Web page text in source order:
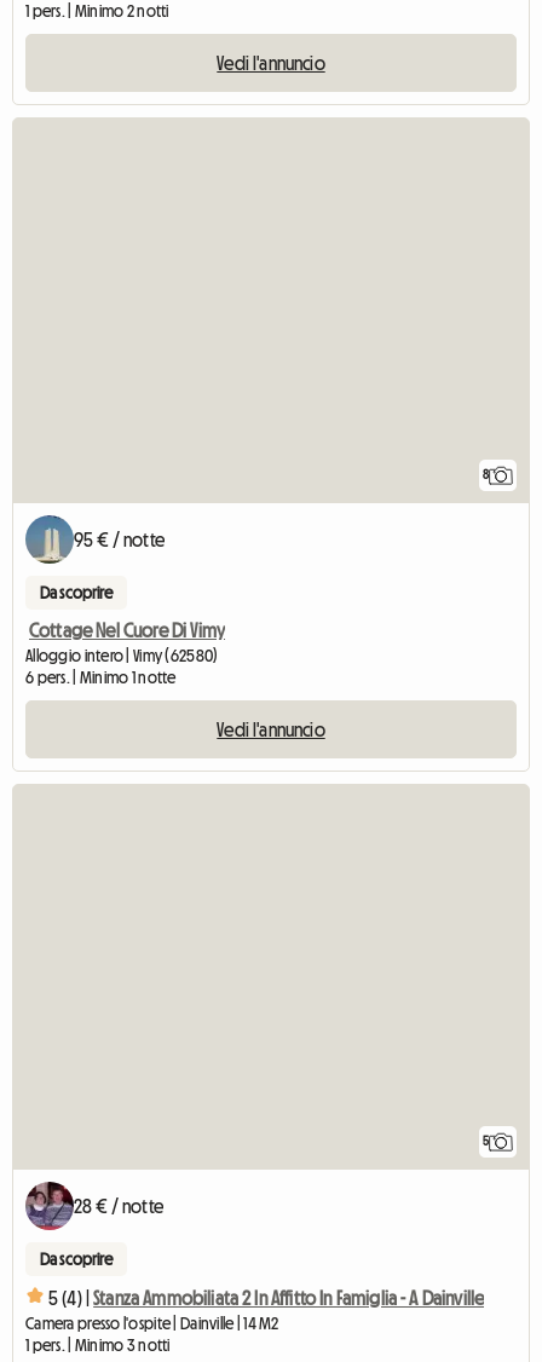
1 pers. | Minimo 2 notti
Vedi l'annuncio
8
95 € / notte
Da scoprire
Cottage Nel Cuore Di Vimy
Alloggio intero | Vimy (62580)
6 pers. | Minimo 1 notte
Vedi l'annuncio
5
28 € / notte
Da scoprire
5 (4) | Stanza Ammobiliata 2 In Affitto In Famiglia - A Dainville
Camera presso l'ospite | Dainville | 14 M2
1 pers. | Minimo 3 notti